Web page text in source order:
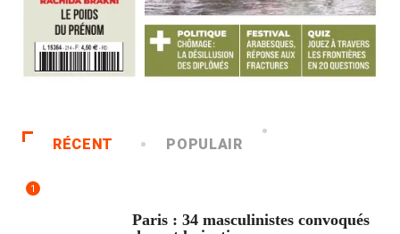
RÉCENT POPULAIR
1
Paris : 34 masculinistes convoqués